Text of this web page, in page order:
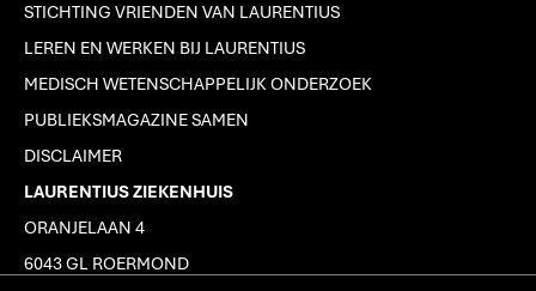
STICHTING VRIENDEN VAN LAURENTIUS
LEREN EN WERKEN BIJ LAURENTIUS
MEDISCH WETENSCHAPPELIJK ONDERZOEK
PUBLIEKSMAGAZINE SAMEN
DISCLAIMER
LAURENTIUS ZIEKENHUIS
ORANJELAAN 4
6043 GL ROERMOND